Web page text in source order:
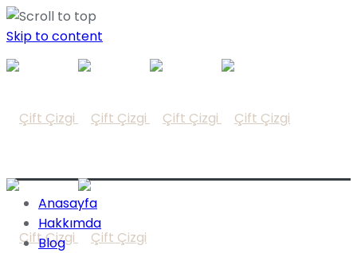
Skip to content
Anasayfa
Hakkımda
Blog